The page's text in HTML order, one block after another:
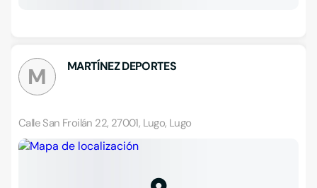
M MARTÍNEZ DEPORTES
Calle San Froilán 22, 27001, Lugo, Lugo